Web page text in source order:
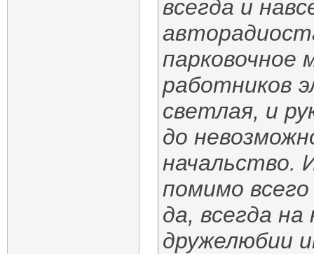
всегда и
парковочное
работников
светлая, и
до
начальство.
помимо
да, всегда
дружелюбии